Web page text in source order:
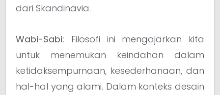
dari Skandinavia.
Wabi-Sabi: Filosofi ini mengajarkan kita
untuk menemukan keindahan dalam
ketidaksempurnaan, kesederhanaan, dan
hal-hal yang alami. Dalam konteks desain